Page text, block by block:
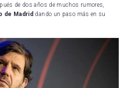
de dos años de muchos rumores,
de Madrid dando un paso más en su